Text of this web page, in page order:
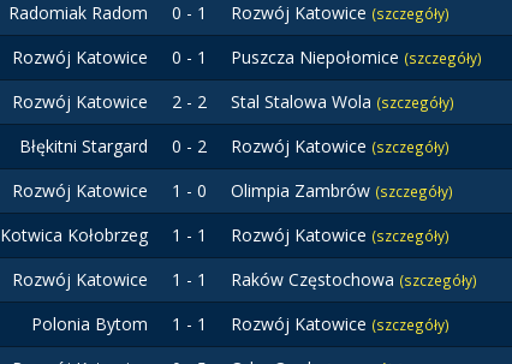
Radomiak Radom 0 - 1 Rozwój Katowice (szczegóły)
Rozwój Katowice 0 - 1 Puszcza Niepołomice (szczegóły)
Rozwój Katowice 2 - 2 Stal Stalowa Wola (szczegóły)
Błękitni Stargard 0 - 2 Rozwój Katowice (szczegóły)
Rozwój Katowice 1 - 0 Olimpia Zambrów (szczegóły)
Kotwica Kołobrzeg 1 - 1 Rozwój Katowice (szczegóły)
Rozwój Katowice 1 - 1 Raków Częstochowa (szczegóły)
Polonia Bytom 1 - 1 Rozwój Katowice (szczegóły)